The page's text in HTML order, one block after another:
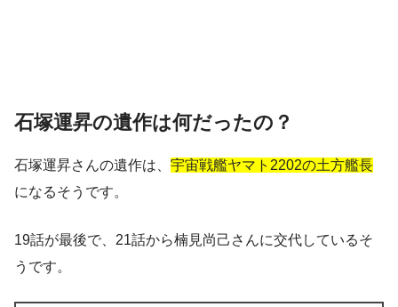
石塚運昇の遺作は何だったの？
石塚運昇さんの遺作は、 宇宙戦艦ヤマト2202の土方艦長
になるそうです。
19話が最後で、21話から楠見尚己さんに交代しているそ
うです。